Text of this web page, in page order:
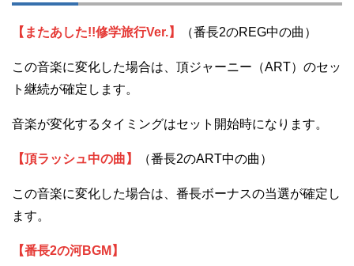
【またあした!!修学旅行Ver.】 （番長2のREG中の曲）
この音楽に変化した場合は、頂ジャーニー（ART）のセッ
ト継続が確定します。
音楽が変化するタイミングはセット開始時になります。
【頂ラッシュ中の曲】 （番長2のART中の曲）
この音楽に変化した場合は、番長ボーナスの当選が確定し
ます。
【番長2の河BGM】